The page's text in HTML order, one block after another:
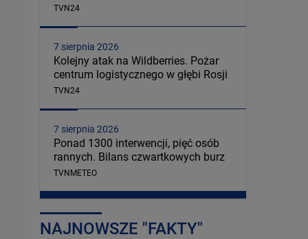
TVN24
7 sierpnia 2026
Kolejny atak na Wildberries. Pożar
centrum logistycznego w głębi Rosji
TVN24
7 sierpnia 2026
Ponad 1300 interwencji, pięć osób
rannych. Bilans czwartkowych burz
TVNMETEO
NAJNOWSZE "FAKTY"